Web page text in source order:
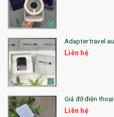
QUÀ TẶNG SX NHANH
QUÀ TẶNG HỘI THẢO
QUÀ TẶNG CÔNG NGHỆ
SẢN PHẨM ĐÃ THỰC HIỆN
QUÀ TẶNG SỨC KHỎE
SẢN PHẨM MỚI 2021
Adapter travel
Liên hệ
Giá đỡ điện
Liên hệ